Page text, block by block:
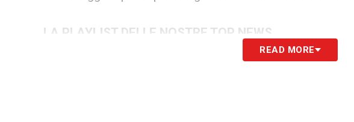
LA PLAYLIST DELLE NOSTRE TOP NEWS
READ MORE